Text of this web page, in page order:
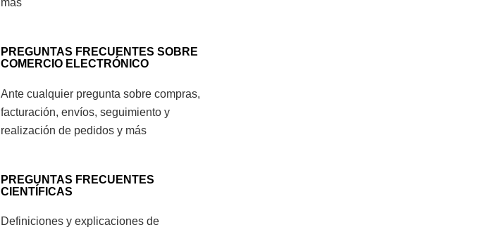
más
PREGUNTAS FRECUENTES SOBRE
COMERCIO ELECTRÓNICO
Ante cualquier pregunta sobre compras,
facturación, envíos, seguimiento y
realización de pedidos y más
PREGUNTAS FRECUENTES
CIENTÍFICAS
Definiciones y explicaciones de